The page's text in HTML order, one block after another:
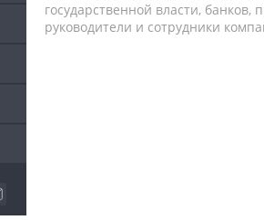
государственной власти,
руководители и сотрудники